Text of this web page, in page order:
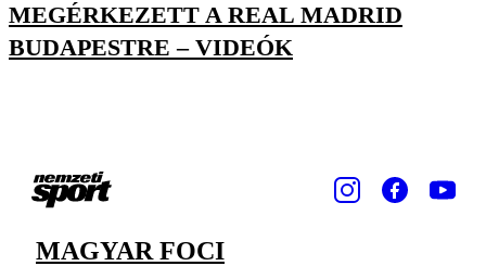
MEGÉRKEZETT A REAL MADRID
BUDAPESTRE – VIDEÓK
MAGYAR FOCI